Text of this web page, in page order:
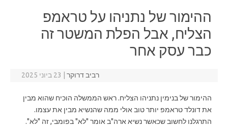
ההימור של נתניהו על טראמפ
הצליח, אבל הפלת המשטר זה
כבר עסק אחר
רביב דרוקר 23 ביוני 2025
ההימור של בנימין נתניהו הצליח. ראש הממשלה הוכיח שהוא מבין
את דונלד טראמפ יותר טוב אולי ממה שהנשיא מבין את עצמו.
התרגלנו לחשוב שכאשר נשיא ארה"ב אומר "לא" בפומבי, זה "לא".